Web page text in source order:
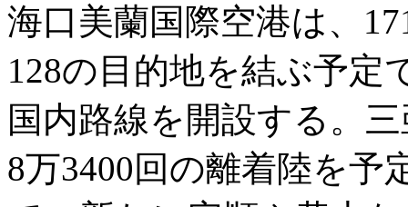
海口美蘭国際空港は、
128の目的地を結ぶ予定
国内路線を開設する。
8万3400回の離着陸を予